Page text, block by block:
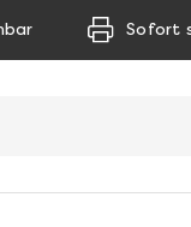
Sofort